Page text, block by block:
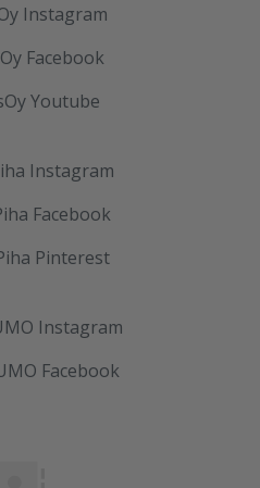
Instagram
Facebook
Youtube
Instagram
Facebook
Pinterest
Instagram
Facebook